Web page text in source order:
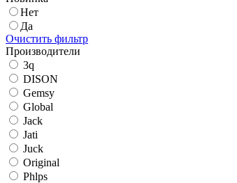
Нет
Да
Очистить фильтр
Производители
3q
DISON
Gemsy
Global
Jack
Jati
Juck
Original
Phlps